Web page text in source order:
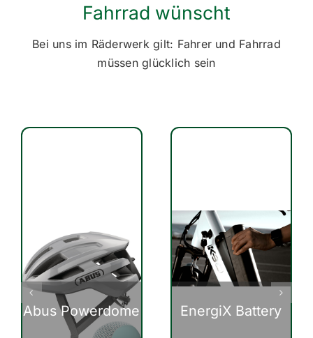
Fahrrad wünscht
Bei uns im Räderwerk gilt: Fahrer und Fahrrad
müssen glücklich sein
Abus Powerdome EnergiX Battery